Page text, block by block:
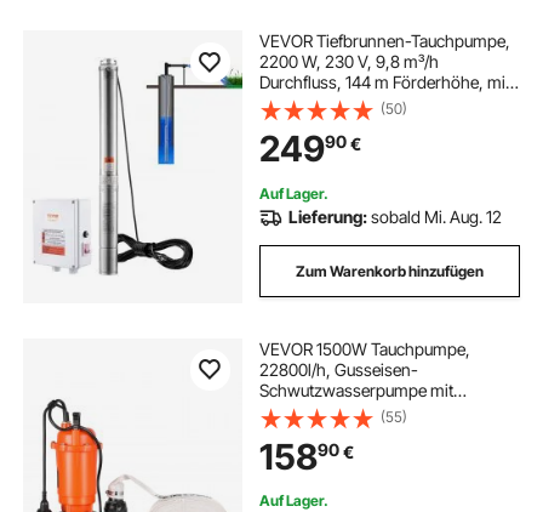
VEVOR Tiefbrunnen-Tauchpumpe,
2200 W, 230 V, 9,8 m³/h
Durchfluss, 144 m Förderhöhe, mit
19,4 m Kabel und externer
Steuerbox, Edelstahl-
Wasserpumpen für industrielle
Bewässerung und den
Heimgebrauch, IP68 wasserdicht
(50)
24990€
Auf Lager.
Lieferung:sobald Mi. Aug. 12
Zum Warenkorb hinzufügen
VEVOR 1500W Tauchpumpe,
22800l/h, Gusseisen-
Schwutzwasserpumpe mit
automatischem
Schwimmerschalter, 18m
Förderhöhe, zum Abpumpen von
Schmutzwasser, für Pools, Teiche &
überflutete Bereiche
(55)
15890€
Auf Lager.